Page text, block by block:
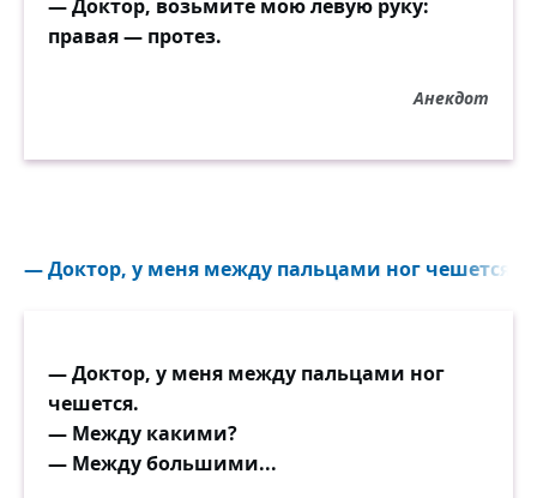
— Доктор, возьмите мою левую руку:
правая — протез.
Анекдот
— Доктор, у меня между пальцами ног чешется.
— Доктор, у меня между пальцами ног
чешется.
— Между какими?
— Между большими...